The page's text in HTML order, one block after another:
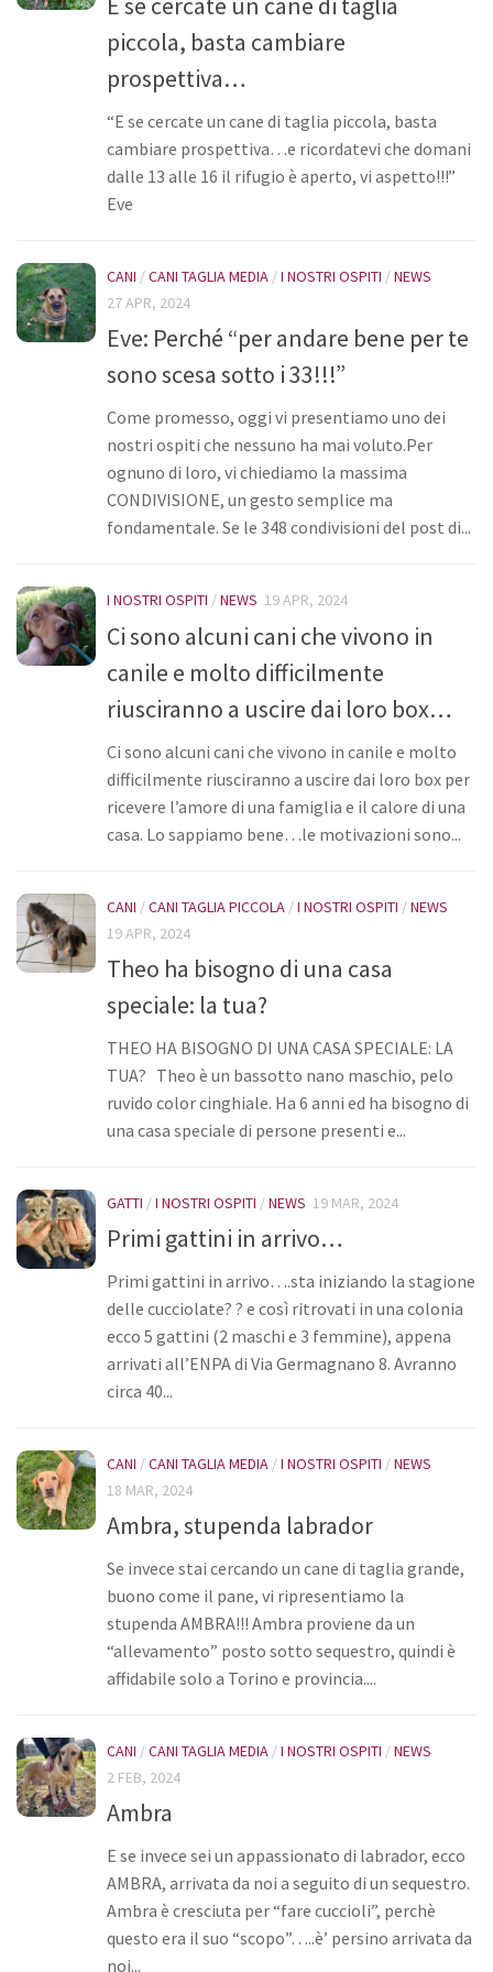
I nostri ospiti
Cani taglia media
Cani taglia piccola
Diventa volontario
Diventa socio
Donazioni
Ambulatorio veterinario
Galleria
piccola, basta cambiare
prospettiva…
“E se cercate un cane di taglia piccola, basta
cambiare prospettiva…e ricordatevi che domani
dalle 13 alle 16 il rifugio è aperto, vi aspetto!!!”
Eve
CANI /CANI TAGLIA MEDIA /I NOSTRI OSPITI /NEWS
27 APR, 2024
Eve: Perché “per andare bene per te
sono scesa sotto i 33!!!”
Come promesso, oggi vi presentiamo uno dei
nostri ospiti che nessuno ha mai voluto.Per
ognuno di loro, vi chiediamo la massima
CONDIVISIONE, un gesto semplice ma
fondamentale. Se le 348 condivisioni del post di...
I NOSTRI OSPITI /NEWS 19 APR, 2024
Ci sono alcuni cani che vivono in
canile e molto difficilmente
riusciranno a uscire dai loro box…
Ci sono alcuni cani che vivono in canile e molto
difficilmente riusciranno a uscire dai loro box per
ricevere l’amore di una famiglia e il calore di una
casa. Lo sappiamo bene…le motivazioni sono...
CANI /CANI TAGLIA PICCOLA /I NOSTRI OSPITI /NEWS
19 APR, 2024
Theo ha bisogno di una casa
speciale: la tua?
THEO HA BISOGNO DI UNA CASA SPECIALE: LA
TUA? Theo è un bassotto nano maschio, pelo
ruvido color cinghiale. Ha 6 anni ed ha bisogno di
una casa speciale di persone presenti e...
GATTI /I NOSTRI OSPITI /NEWS 19 MAR, 2024
Primi gattini in arrivo…
Primi gattini in arrivo….sta iniziando la stagione
delle cucciolate? ? e così ritrovati in una colonia
ecco 5 gattini (2 maschi e 3 femmine), appena
arrivati all’ENPA di Via Germagnano 8. Avranno
circa 40...
CANI /CANI TAGLIA MEDIA /I NOSTRI OSPITI /NEWS
18 MAR, 2024
Ambra, stupenda labrador
Se invece stai cercando un cane di taglia grande,
buono come il pane, vi ripresentiamo la
stupenda AMBRA!!! Ambra proviene da un
“allevamento” posto sotto sequestro, quindi è
affidabile solo a Torino e provincia....
CANI /CANI TAGLIA MEDIA /I NOSTRI OSPITI /NEWS
2 FEB, 2024
Ambra
E se invece sei un appassionato di labrador, ecco
AMBRA, arrivata da noi a seguito di un sequestro.
Ambra è cresciuta per “fare cuccioli”, perchè
questo era il suo “scopo”…..è’ persino arrivata da
noi...